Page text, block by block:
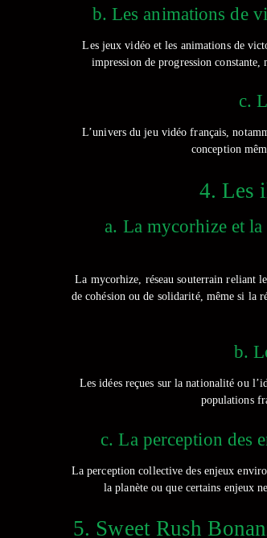
b. Les animations de
Les jeux vidéo et les animations de
impression de progression
c.
L’univers du jeu vidéo français,
conception
4. Les
a. La mycorhize et
La mycorhize, réseau souterrain reliant
de cohésion ou de solidarité, même si la
b.
Les idées reçues sur la nationalité ou
populations
c. La perception des
La perception collective des enjeux
la planète ou que certains enjeux
5. Sweet Rush